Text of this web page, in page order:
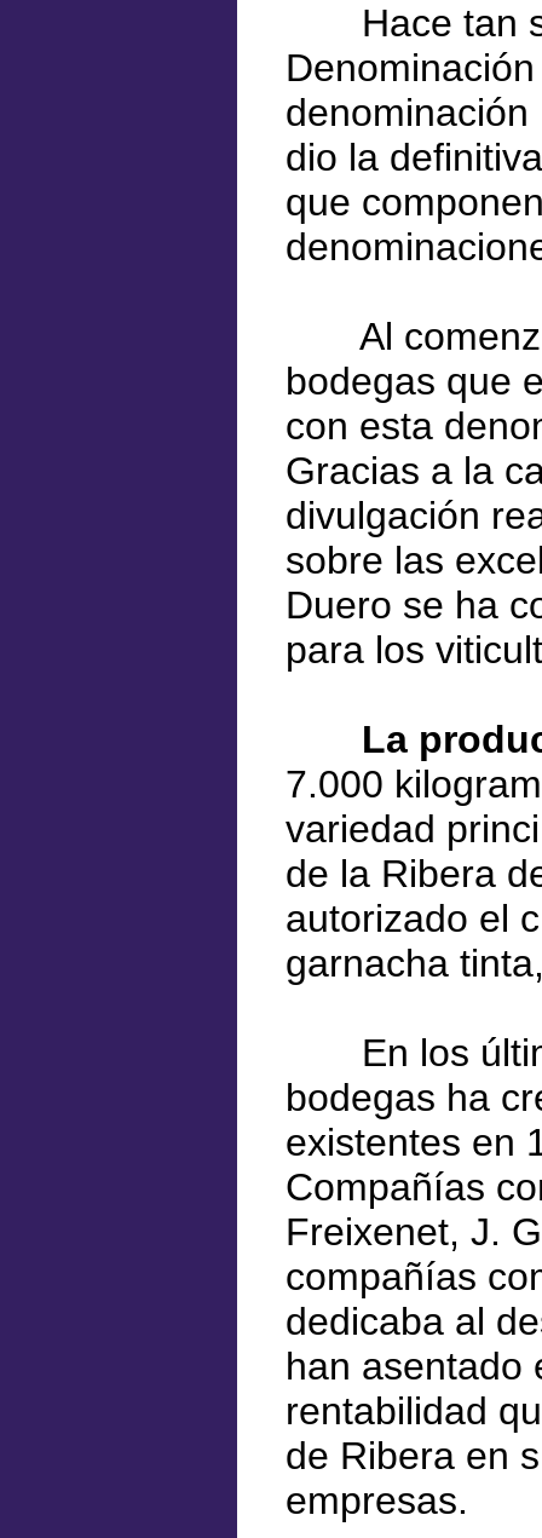
Hace tan
dio la
que
Al
bodegas que
con esta
Gracias a la
divulgación
sobre las
Duero se ha
para los
La
7.000
variedad
de la Ribera
autorizado el
garnacha
En los
bodegas ha
existentes en
Compañías
Freixenet, J.
compañías
dedicaba al
han asentado
rentabilidad
de Ribera en
empresas.